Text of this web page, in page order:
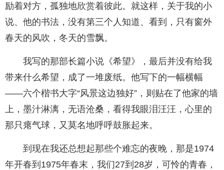
励着对方，孤独地欣赏着彼此。就这样，关于我的小
说、他的书法，没有第三个人知道、看到，只有窗外
春天的风吹，冬天的雪飘。
我写的那部长篇小说《希望》，最后并没有给我
带来什么希望，成了一堆废纸。他写下的一幅横幅
——六个楷书大字“风景这边独好”，则贴在了他家的墙
上，墨汁淋漓，无语沧桑，看得我眼泪汪汪，心里的
那只瘪气球，又莫名地呼呼鼓胀起来。
到现在我还总想起那些个难忘的夜晚，那是1974
年开春到1975年春末，我们27到28岁，可怜的青春，